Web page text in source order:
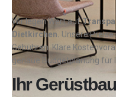
Wir legen Wert auf
Dietkirchen.
Unsere
Gebühren. Klare
genaue Budgetplanung für
Ihr